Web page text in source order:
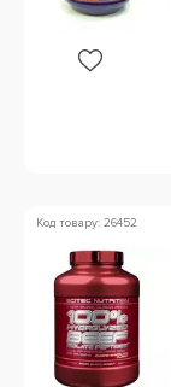
Код товару: 26452